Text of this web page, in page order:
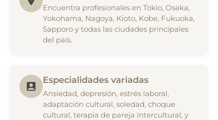
Encuentra profesionales en Tokio, Osaka,
Yokohama, Nagoya, Kioto, Kobe, Fukuoka,
Sapporo y todas las ciudades principales
del país.
Especialidades variadas
Ansiedad, depresión, estrés laboral,
adaptación cultural, soledad, choque
cultural, terapia de pareja intercultural, y